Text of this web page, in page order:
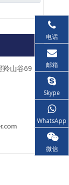
羚山谷69
电话
邮箱
Skype
WhatsApp
微信